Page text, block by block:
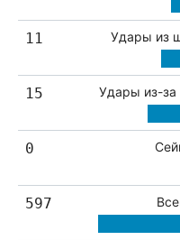
11 Удары из
15 Удары из-за
0
597